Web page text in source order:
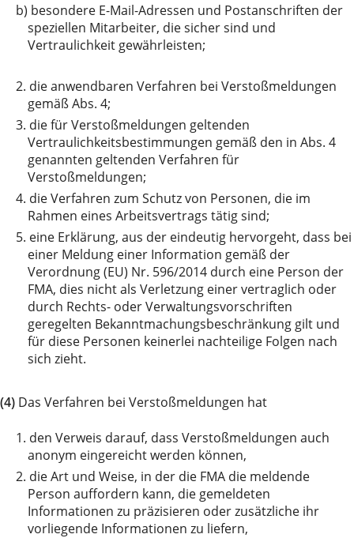
b) besondere E-Mail-Adressen und Postanschriften der
speziellen Mitarbeiter, die sicher sind und
Vertraulichkeit gewährleisten;
2. die anwendbaren Verfahren bei Verstoßmeldungen
gemäß Abs. 4;
3. die für Verstoßmeldungen geltenden
Vertraulichkeitsbestimmungen gemäß den in Abs. 4
genannten geltenden Verfahren für
Verstoßmeldungen;
4. die Verfahren zum Schutz von Personen, die im
Rahmen eines Arbeitsvertrags tätig sind;
5. eine Erklärung, aus der eindeutig hervorgeht, dass bei
einer Meldung einer Information gemäß der
Verordnung (EU) Nr. 596/2014 durch eine Person der
FMA, dies nicht als Verletzung einer vertraglich oder
durch Rechts- oder Verwaltungsvorschriften
geregelten Bekanntmachungsbeschränkung gilt und
für diese Personen keinerlei nachteilige Folgen nach
sich zieht.
(4) Das Verfahren bei Verstoßmeldungen hat
1. den Verweis darauf, dass Verstoßmeldungen auch
anonym eingereicht werden können,
2. die Art und Weise, in der die FMA die meldende
Person auffordern kann, die gemeldeten
Informationen zu präzisieren oder zusätzliche ihr
vorliegende Informationen zu liefern,